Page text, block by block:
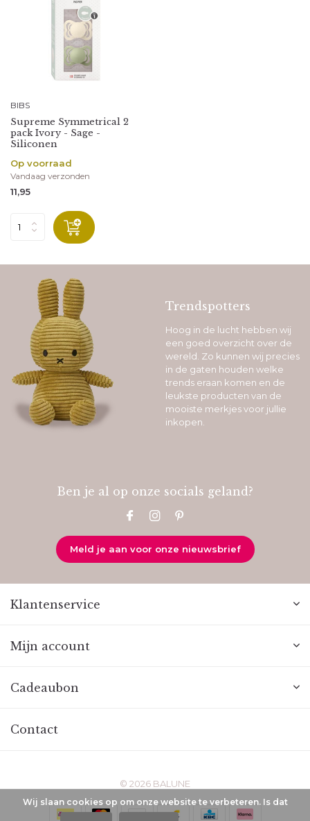
BIBS
Supreme Symmetrical 2
pack Ivory - Sage -
Siliconen
Op voorraad
Vandaag verzonden
11,95
Trendspotters
Hoog in de lucht hebben wij
een goed overzicht over de
wereld. Zo kunnen wij precies
in de gaten houden welke
trends eraan komen en de
leukste producten van de
mooiste merkjes voor jullie
inkopen.
Ben je al op onze socials geland?
Meld je aan voor onze nieuwsbrief
Klantenservice
Mijn account
Cadeaubon
Contact
© 2026 BALUNE
Wij slaan cookies op om onze website te verbeteren. Is dat